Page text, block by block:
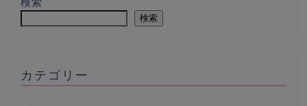
検索
検索
カテゴリー